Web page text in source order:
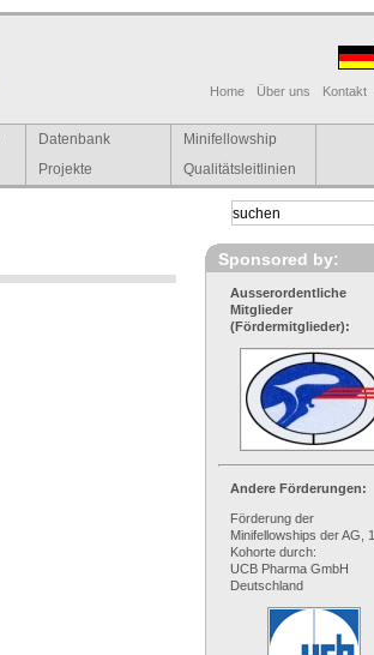
Home Über uns Kontakt
Datenbank
Minifellowship
Projekte Qualitätsleitlinien
Sponsored by:
Ausserordentliche
Mitglieder
(Fördermitglieder):
Andere Förderungen:
Förderung der
Minifellowships der AG, 1.
Kohorte durch:
UCB Pharma GmbH
Deutschland